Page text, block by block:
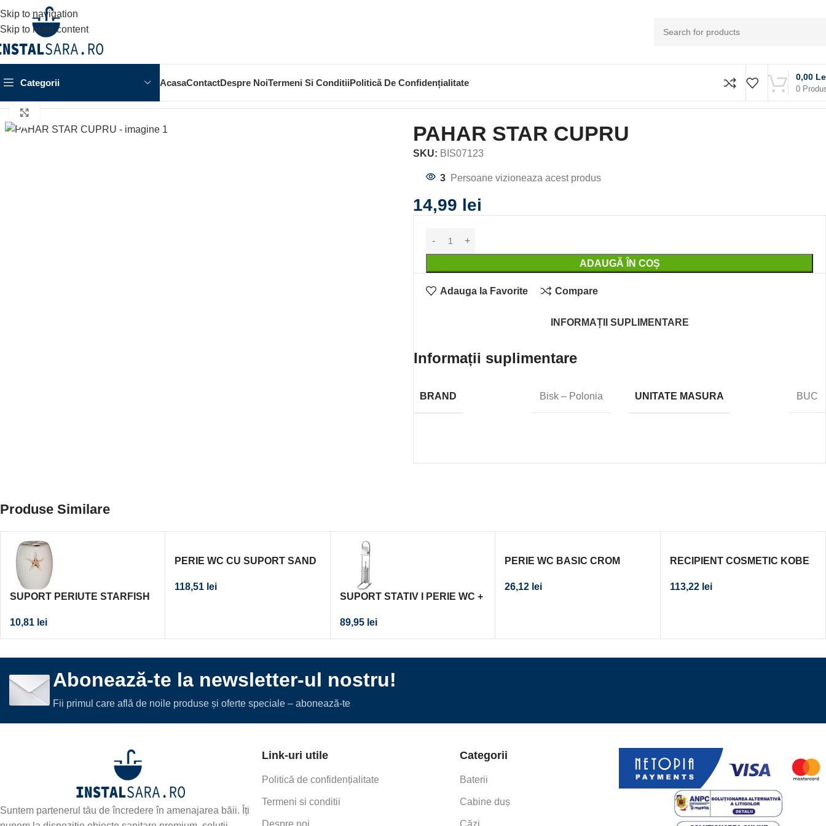
Skip to navigation
Skip to main content
Categorii AcasaContactDespre NoiTermeni Si ConditiiPolitică De Confidențialitate
0
0,00
Click to enlarge
PAHAR STAR CUPRU
SKU: BIS07123
3 Persoane vizioneaza acest produs
14,99 lei
ADAUGĂ ÎN COȘ
Adauga la Favorite Compare
INFORMAȚII SUPLIMENTARE
Informații suplimentare
BRAND Bisk – Polonia UNITATE MASURA BUC
Produse Similare
SUPORT PERIUTE STARFISH
10,81 lei
PERIE WC CU SUPORT SAND
118,51 lei
SUPORT STATIV I PERIE WC +
89,95 lei
PERIE WC BASIC CROM
26,12 lei
RECIPIENT COSMETIC KOBE
113,22 lei
Abonează-te la newsletter-ul nostru!
Fii primul care află de noile produse și oferte speciale – abonează-te
Suntem partenerul tău de încredere în amenajarea băii. Îți
Link-uri utile
Politică de confidențialitate
Termeni si conditii
Despre noi
Categorii
Baterii
Cabine duș
Căzi